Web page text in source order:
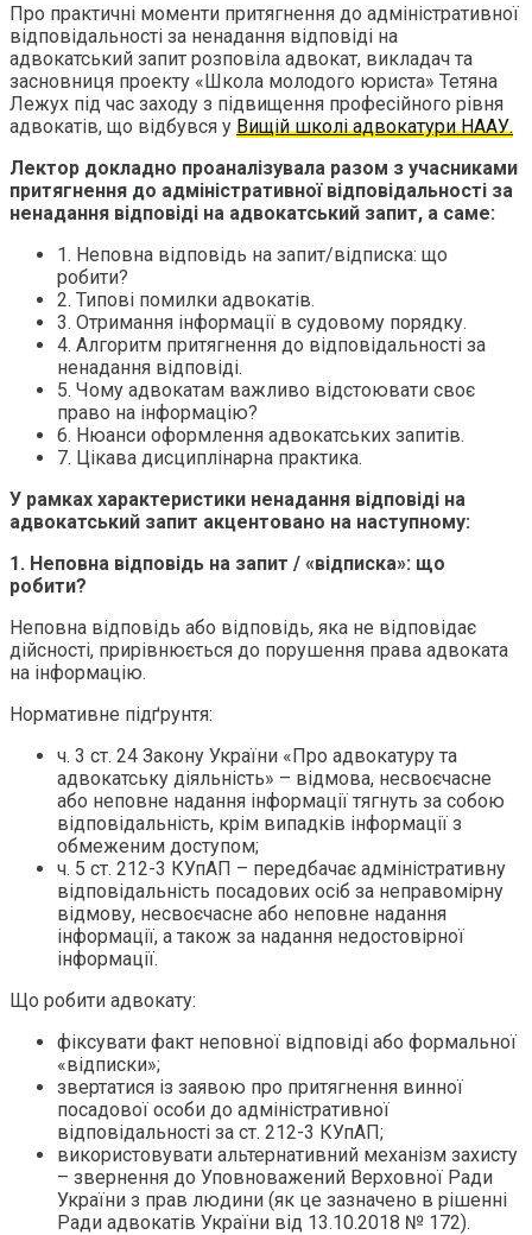
Про практичні моменти притягнення до адміністративної
відповідальності за ненадання відповіді на
адвокатський запит розповіла адвокат, викладач та
засновниця проекту «Школа молодого юриста» Тетяна
Лежух під час заходу з підвищення професійного рівня
адвокатів, що відбувся у Вищій школі адвокатури НААУ.
Лектор докладно проаналізувала разом з учасниками
притягнення до адміністративної відповідальності за
ненадання відповіді на адвокатський запит, а саме:
1. Неповна відповідь на запит/відписка: що
робити?
2. Типові помилки адвокатів.
3. Отримання інформації в судовому порядку.
4. Алгоритм притягнення до відповідальності за
ненадання відповіді.
5. Чому адвокатам важливо відстоювати своє
право на інформацію?
6. Нюанси оформлення адвокатських запитів.
7. Цікава дисциплінарна практика.
У рамках характеристики ненадання відповіді на
адвокатський запит акцентовано на наступному:
1. Неповна відповідь на запит / «відписка»: що
робити?
Неповна відповідь або відповідь, яка не відповідає
дійсності, прирівнюється до порушення права адвоката
на інформацію.
Нормативне підґрунтя:
ч. 3 ст. 24 Закону України «Про адвокатуру та
адвокатську діяльність» – відмова, несвоєчасне
або неповне надання інформації тягнуть за собою
відповідальність, крім випадків інформації з
обмеженим доступом;
ч. 5 ст. 212-3 КУпАП – передбачає адміністративну
відповідальність посадових осіб за неправомірну
відмову, несвоєчасне або неповне надання
інформації, а також за надання недостовірної
інформації.
Що робити адвокату:
фіксувати факт неповної відповіді або формальної
«відписки»;
звертатися із заявою про притягнення винної
посадової особи до адміністративної
відповідальності за ст. 212-3 КУпАП;
використовувати альтернативний механізм захисту
– звернення до Уповноважений Верховної Ради
України з прав людини (як це зазначено в рішенні
Ради адвокатів України від 13.10.2018 № 172).